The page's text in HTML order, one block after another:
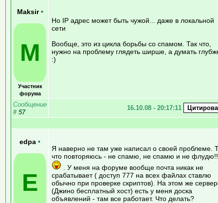
Maksir •
M
Участник
форума
Но IP адрес может быть чужой... даже в локальной
сети
Вообще, это из цикла борьбы со спамом. Так что,
нужно на проблему глядеть ширше, а думать
:)
Сообщение
# 57
16.10.08 - 20:17:11
edpa •
E
Я наверно не там уже написал о своей проблеме.
что повторяюсь - не спамю, не спамю и не
. У меня на форуме вообще почта никак не
срабатывает ( доступ 777 на всех файлах ставлю
обычно при проверке скриптов). На этом же
(Джино бесплатный хост) есть у меня доска
объявлений - там все работает. Что делать?